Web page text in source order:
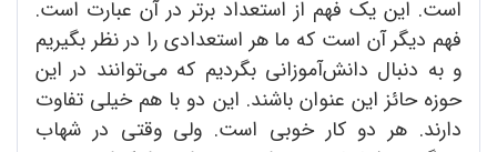
است. این یک فهم از استعداد برتر در آن عبارت است.
فهم دیگر آن است که ما هر استعدادی را در نظر بگیریم
و به دنبال دانش‌آموزانی بگردیم که می‌توانند در این
حوزه حائز این عنوان باشند. این دو با هم خیلی تفاوت
دارند. هر دو کار خوبی است. ولی وقتی در شهاب